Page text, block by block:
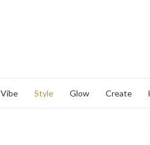
Vibe Style Glow Create